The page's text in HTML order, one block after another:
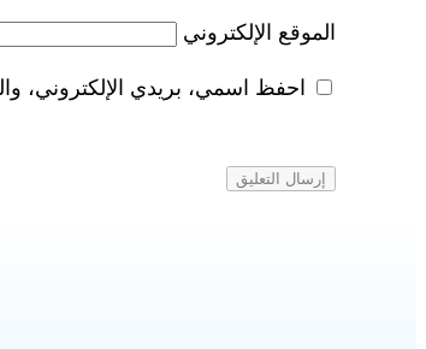
الموقع الإلكتروني
احفظ اسمي، بريدي الإلكتروني،